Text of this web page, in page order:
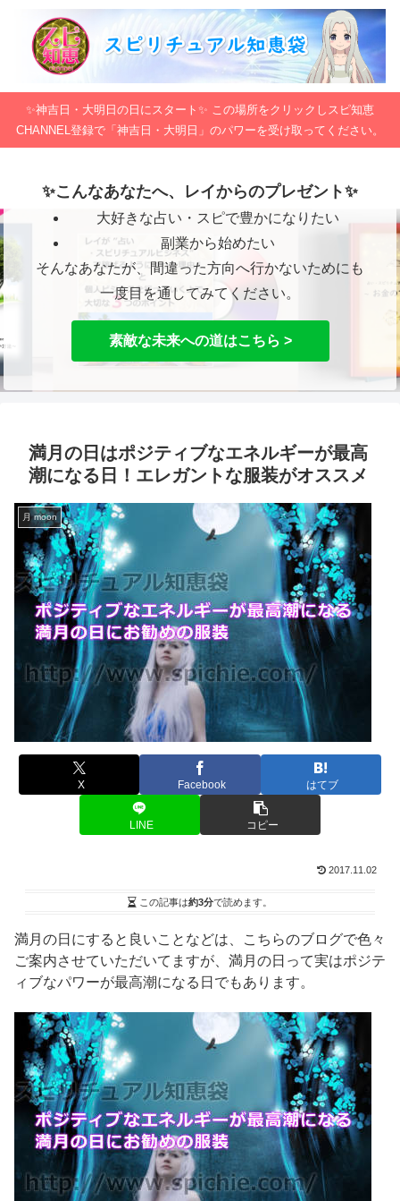
✨神吉日・大明日の日にスタート✨ この場所をクリックしスピ知恵
CHANNEL登録で「神吉日・大明日」のパワーを受け取ってください。
✨こんなあなたへ、レイからのプレゼント✨
大好きな占い・スピで豊かになりたい
副業から始めたい
そんなあなたが、間違った方向へ行かないためにも
一度目を通してみてください。
素敵な未来への道はこちら >
満月の日はポジティブなエネルギーが最高
潮になる日！エレガントな服装がオススメ
月 moon
X Facebook はてブ
LINE コピー
2017.11.02
この記事は約3分で読めます。
満月の日にすると良いことなどは、こちらのブログで色々
ご案内させていただいてますが、満月の日って実はポジテ
ィブなパワーが最高潮になる日でもあります。